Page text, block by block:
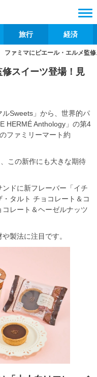
旅行 経済
ファミマにピエール・エルメ監
スイーツ登場！見
Sweets」から、世界的パ
HERMÉ Anthology」の第4
ファミリーマート約
この新作にも大きな期待
ドに新フレーバー「イチ
タルト チョコレート＆コ
レート＆ヘーゼルナッツ
製法に注目です。